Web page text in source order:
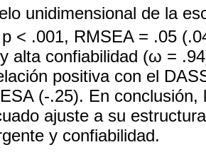
unidimensional de la
p < .001, RMSEA = .05
alta confiabilidad (ω =
positiva con el
(-.25). En
ajuste a su
y confiabilidad.